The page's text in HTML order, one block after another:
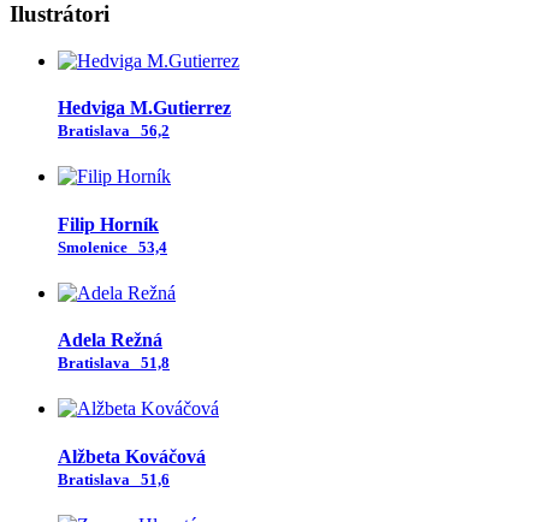
Ilustrátori
Hedviga M.Gutierrez
Bratislava 56,2
Filip Horník
Smolenice 53,4
Adela Režná
Bratislava 51,8
Alžbeta Kováčová
Bratislava 51,6